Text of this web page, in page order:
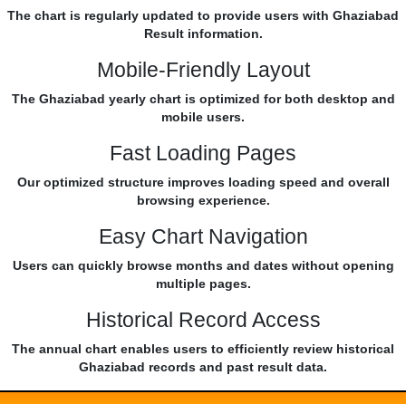
The chart is regularly updated to provide users with Ghaziabad
Result information.
Mobile-Friendly Layout
The Ghaziabad yearly chart is optimized for both desktop and
mobile users.
Fast Loading Pages
Our optimized structure improves loading speed and overall
browsing experience.
Easy Chart Navigation
Users can quickly browse months and dates without opening
multiple pages.
Historical Record Access
The annual chart enables users to efficiently review historical
Ghaziabad records and past result data.